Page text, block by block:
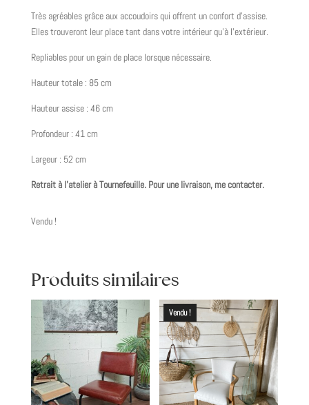
Très agréables grâce aux accoudoirs qui offrent un confort d’assise.
Elles trouveront leur place tant dans votre intérieur qu’à l’extérieur.
Repliables pour un gain de place lorsque nécessaire.
Hauteur totale : 85 cm
Hauteur assise : 46 cm
Profondeur : 41 cm
Largeur : 52 cm
Retrait à l’atelier à Tournefeuille. Pour une livraison, me contacter.
Vendu !
Produits similaires
Vendu !